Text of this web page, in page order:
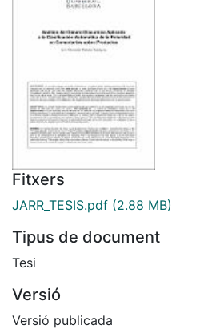
Fitxers
JARR_TESIS.pdf (2.88 MB)
Tipus de document
Tesi
Versió
Versió publicada